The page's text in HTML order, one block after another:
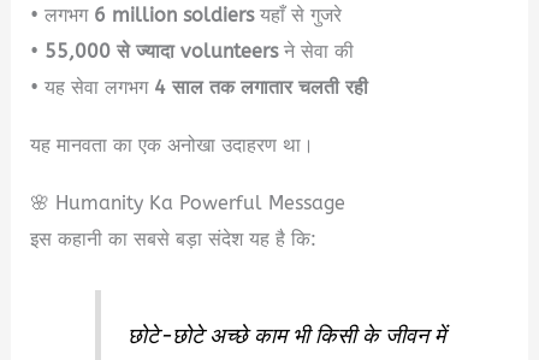
• लगभग 6 million soldiersयहाँ से गुजरे
• 55,000 से ज्यादा volunteersने सेवा की
• यह सेवा लगभग 4 साल तक लगातार चलती रही
यह मानवता का एक अनोखा उदाहरण था।
🌸 Humanity Ka Powerful Message
इस कहानी का सबसे बड़ा संदेश यह है कि:
छोटे-छोटे अच्छे काम भी किसी के जीवन में